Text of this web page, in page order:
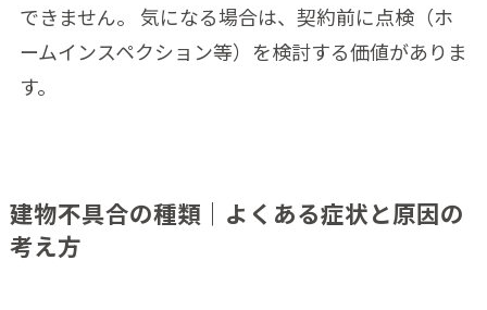
できません。 気になる場合は、契約前に点検（ホ
ームインスペクション等）を検討する価値がありま
す。
建物不具合の種類｜よくある症状と原因の
考え方